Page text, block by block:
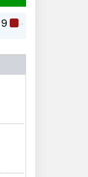
cw-check-https://